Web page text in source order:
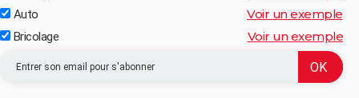
Auto Voir un exemple
Bricolage Voir un exemple